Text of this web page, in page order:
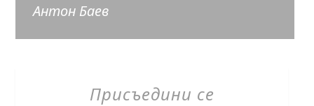
Антон Баев
Присъедини се